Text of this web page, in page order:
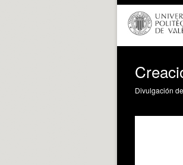
Divulgación